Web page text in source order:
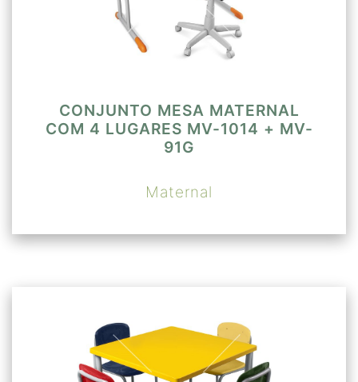
CONJUNTO MESA MATERNAL
COM 4 LUGARES MV-1014 + MV-
91G
Maternal